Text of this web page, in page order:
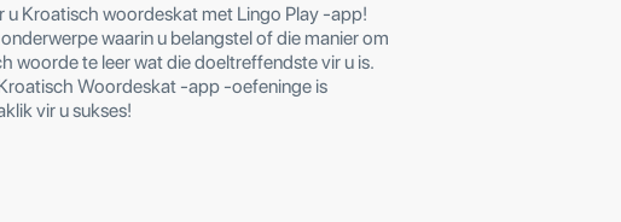
u Kroatisch woordeskat met Lingo Play -app!
waarin u belangstel of die manier om
woorde te leer wat die doeltreffendste vir u is.
Woordeskat -app -oefeninge is
vir u sukses!